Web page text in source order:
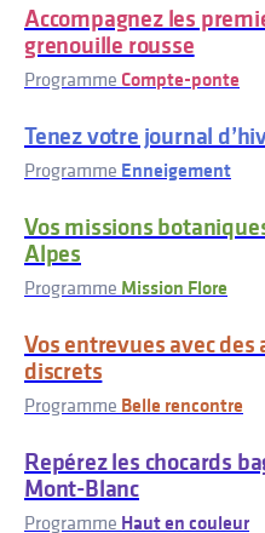
Accompagnez les
grenouille rousse
Programme Compte-ponte
Tenez votre journal
Programme Enneigement
Vos missions
Alpes
Programme Mission Flore
Vos entrevues avec des
discrets
Programme Belle rencontre
Repérez les chocards
Mont-Blanc
Programme Haut en couleur